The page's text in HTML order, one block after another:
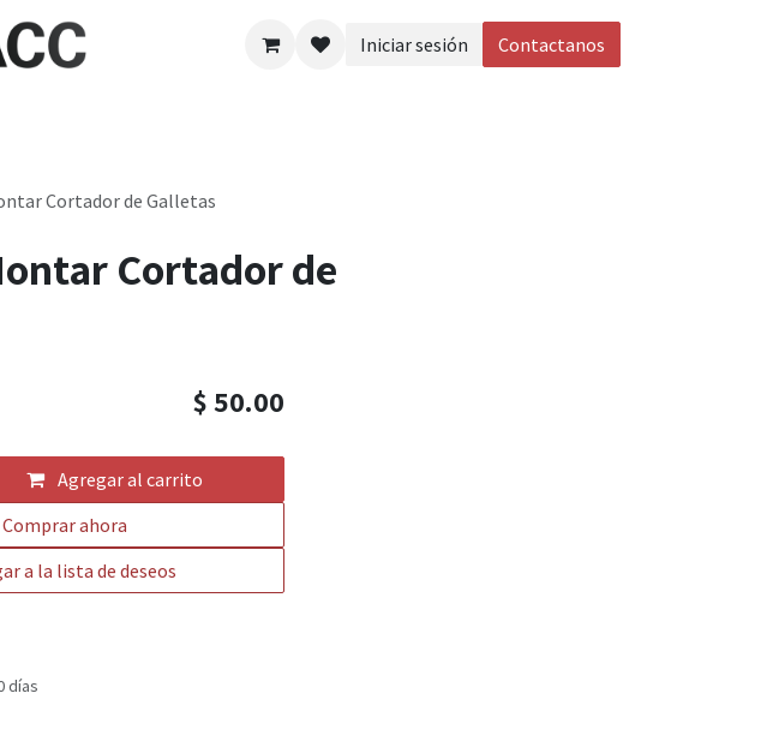
Iniciar sesión
Contactanos
Cortador de Galletas
Cortador de
Agregar al carrito
Comprar ahora
a la lista de deseos
$50.00
días